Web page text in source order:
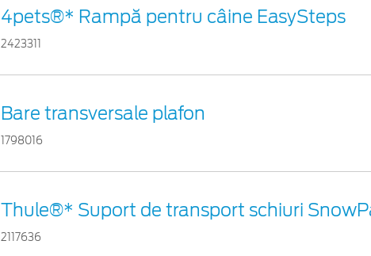
4pets®* Rampă pentru câine EasySteps
2423311
Bare transversale plafon
1798016
Thule®* Suport de transport schiuri
2117636